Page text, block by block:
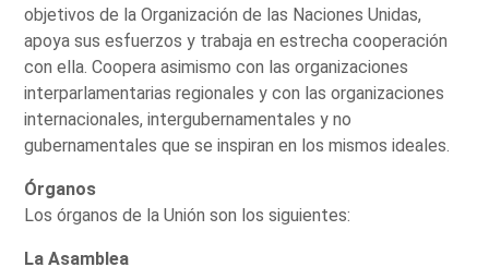
objetivos de la Organización de las Naciones Unidas,
apoya sus esfuerzos y trabaja en estrecha cooperación
con ella. Coopera asimismo con las organizaciones
interparlamentarias regionales y con las organizaciones
internacionales, intergubernamentales y no
gubernamentales que se inspiran en los mismos ideales.
Órganos
Los órganos de la Unión son los siguientes:
La Asamblea